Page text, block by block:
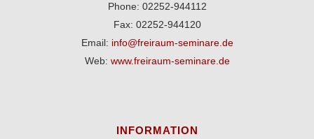
Phone: 02252-944112
Fax: 02252-944120
Email: info@freiraum-seminare.de
Web: www.freiraum-seminare.de
INFORMATION